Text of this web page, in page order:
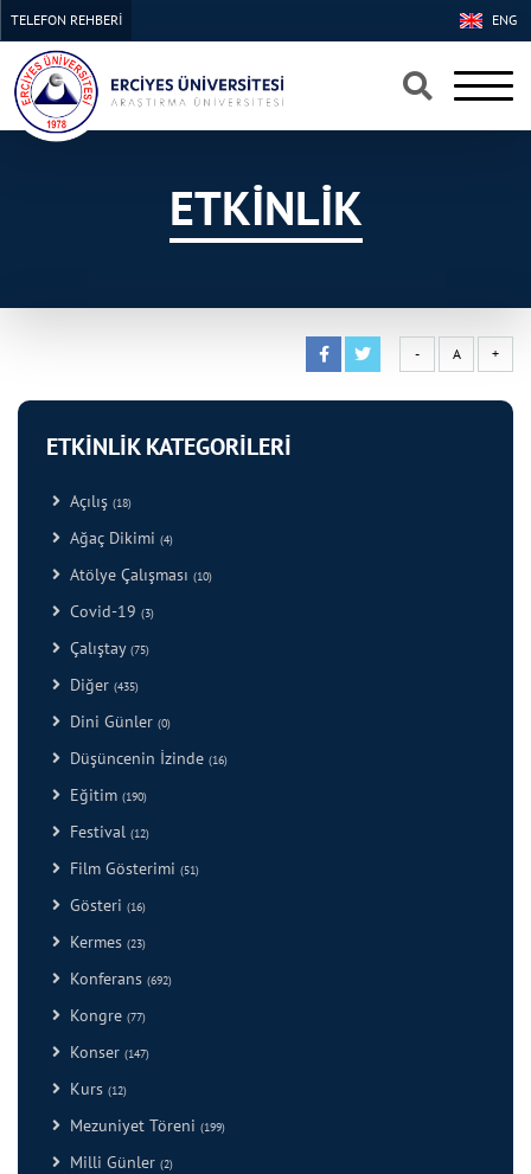
×
×
ENG
TELEFON REHBERİ
ETKİNLİK
- A +
ETKİNLİK KATEGORİLERİ
Açılış (18)
Ağaç Dikimi (4)
Atölye Çalışması (10)
Covid-19 (3)
Çalıştay (75)
Diğer (435)
Dini Günler (0)
Düşüncenin İzinde (16)
Eğitim (190)
Festival (12)
Film Gösterimi (51)
Gösteri (16)
Kermes (23)
Konferans (692)
Kongre (77)
Konser (147)
Kurs (12)
Mezuniyet Töreni (199)
Milli Günler (2)